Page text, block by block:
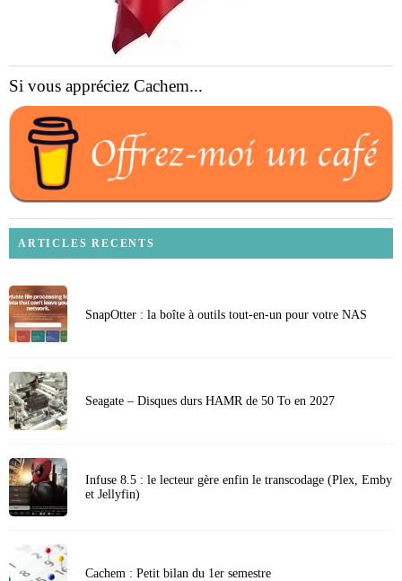
Si vous appréciez Cachem...
ARTICLES RECENTS
SnapOtter : la boîte à outils tout-en-un pour votre NAS
Seagate – Disques durs HAMR de 50 To en 2027
Infuse 8.5 : le lecteur gère enfin le transcodage (Plex, Emby
et Jellyfin)
Cachem : Petit bilan du 1er semestre